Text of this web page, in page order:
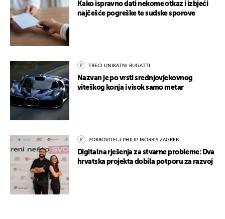
Kako ispravno dati nekome otkaz i izbjeći
najčešće pogreške te sudske sporove
TREĆI UNIKATNI BUGATTI
Nazvan je po vrsti srednjovjekovnog
viteškog konja i visok samo metar
POKROVITELJ PHILIP MORRIS ZAGREB
Digitalna rješenja za stvarne probleme: Dva
hrvatska projekta dobila potporu za razvoj